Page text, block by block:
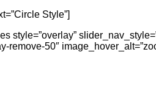
Style”]
style=”overlay”
remove-50″